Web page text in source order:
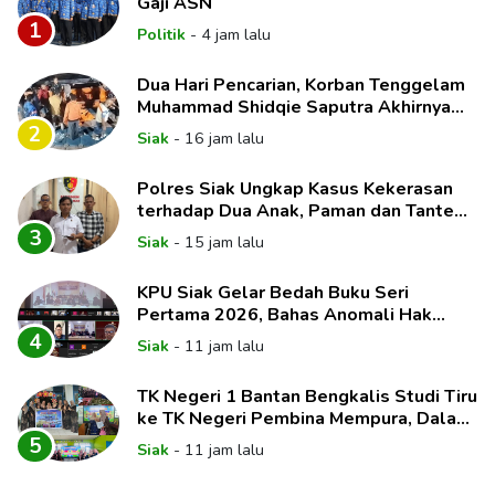
1 Politik - 4 jam lalu
2
Dua Hari Pencarian, Korban Tenggelam
Muhammad Shidqie Saputra Akhirnya
Ditemukan
Siak - 16 jam lalu
3
Polres Siak Ungkap Kasus Kekerasan
terhadap Dua Anak, Paman dan Tante
Korban Jadi Tersangka
Siak - 15 jam lalu
4
KPU Siak Gelar Bedah Buku Seri
Pertama 2026, Bahas Anomali Hak
Politik dan Dinamika Pemilih
Siak - 11 jam lalu
5
TK Negeri 1 Bantan Bengkalis Studi Tiru
ke TK Negeri Pembina Mempura, Dalami
Implementasi Pembelajaran Mendalam
Siak - 11 jam lalu